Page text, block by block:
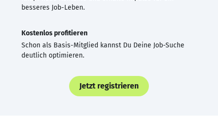
besseres Job-Leben.
Kostenlos profitieren
Schon als Basis-Mitglied kannst Du Deine Job-Suche
deutlich optimieren.
Jetzt registrieren